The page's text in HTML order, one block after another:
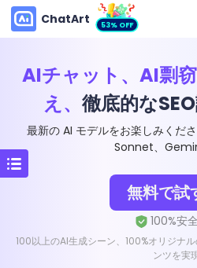
ChatArt 53% OFF
AIチャット、AI剽
え、 徹底的な
最新の AI モデルをお楽しみく
Sonnet、
無料で試
100以上のAI生成シーン、100%オリジナ
ンツを実